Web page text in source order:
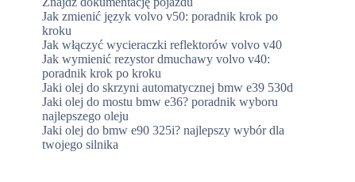
Jak zmienić język volvo v50: poradnik krok po
kroku
Jak włączyć wycieraczki reflektorów volvo v40
Jak wymienić rezystor dmuchawy volvo v40:
poradnik krok po kroku
Jaki olej do skrzyni automatycznej bmw e39 530d
Jaki olej do mostu bmw e36? poradnik wyboru
najlepszego oleju
Jaki olej do bmw e90 325i? najlepszy wybór dla
twojego silnika